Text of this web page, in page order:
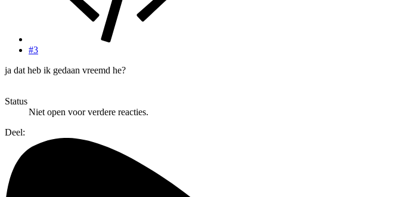
#3
ja dat heb ik gedaan vreemd he?
Status
Niet open voor verdere reacties.
Deel: